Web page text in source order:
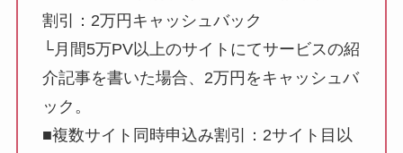
割引：2万円キャッシュバック
└月間5万PV以上のサイトにてサービスの紹
介記事を書いた場合、2万円をキャッシュバ
ック。
■複数サイト同時申込み割引：2サイト目以